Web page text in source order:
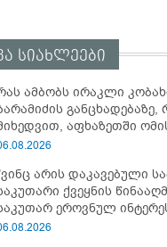
სიახლეები
ამბობს ირაკლი
აფხაზეთში
ტყვეები არ
არის დაკავებული
ქვეყნის
ეროვნულ
ყველამ